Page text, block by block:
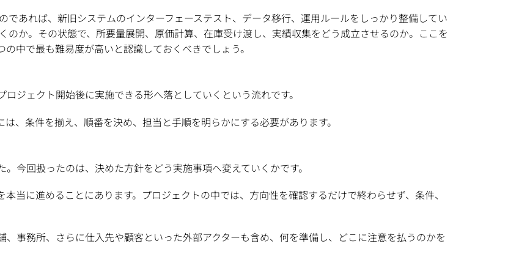
あれば、新旧システムのインターフェーステスト、データ移行、運用ルールをしっかり整備してい
のか。その状態で、所要量展開、原価計算、在庫受け渡し、実績収集をどう成立させるのか。ここを
中で最も難易度が高いと認識しておくべきでしょう。
ジェクト開始後に実施できる形へ落としていくという流れです。
、条件を揃え、順番を決め、担当と手順を明らかにする必要があります。
今回扱ったのは、決めた方針をどう実施事項へ変えていくかです。
当に進めることにあります。プロジェクトの中では、方向性を確認するだけで終わらせず、条件、
事務所、さらに仕入先や顧客といった外部アクターも含め、何を準備し、どこに注意を払うのかを